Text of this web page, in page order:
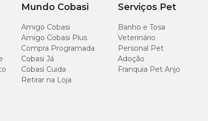
Mundo Cobasi
Amigo Cobasi
Amigo Cobasi Plus
Compra Programada
Cobasi Já
Cobasi Cuida
Retirar na Loja
Serviços Pet
Banho e Tosa
Veterinário
Personal Pet
Adoção
Franquia Pet Anjo